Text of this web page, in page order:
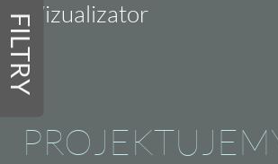
FILTRYWizualizator